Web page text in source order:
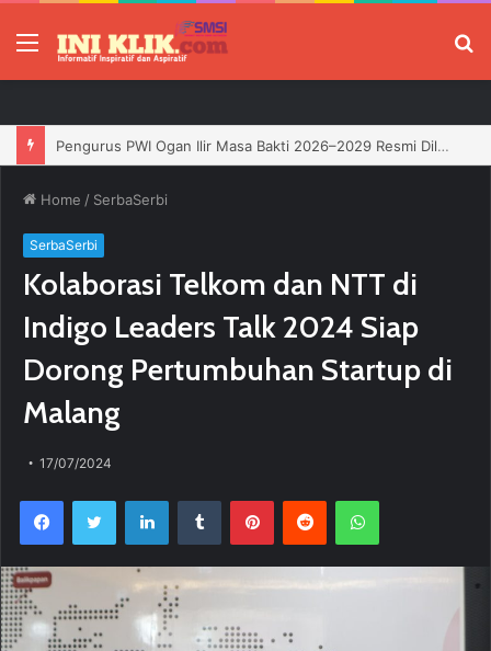
Menu
Pengurus PWI Ogan Ilir Masa Bakti 2026–2029 Resmi Dilantik, Siap Perkuat Profesionalisme Wartawan
Home / SerbaSerbi
SerbaSerbi
Kolaborasi Telkom dan NTT di
Indigo Leaders Talk 2024 Siap
Dorong Pertumbuhan Startup di
Malang
17/07/2024